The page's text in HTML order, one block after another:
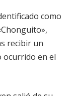
como
recibir un
ocurrido en el